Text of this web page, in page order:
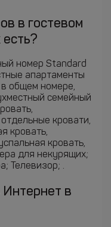
в гостевом
номер Standard
апартаменты
в общем номере,
семейный
кровати,
кровать,
кровать,
для некурящих;
Телевизор; .
Интернет в